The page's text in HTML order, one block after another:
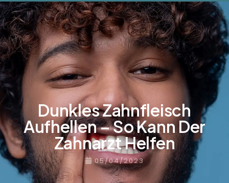
Dunkles Zahnfleisch
Aufhellen – So Kann Der
Zahnarzt Helfen
05/04/2023